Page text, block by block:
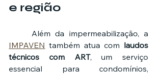
e região
IMPAVEN também atua com laudos
técnicos com ART, um serviço
essencial para condomínios,